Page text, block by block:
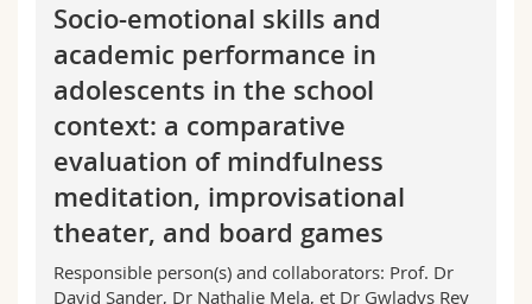
Socio-emotional skills and
academic performance in
adolescents in the school
context: a comparative
evaluation of mindfulness
meditation, improvisational
theater, and board games
Responsible person(s) and collaborators: Prof. Dr
David Sander, Dr Nathalie Mela, et Dr Gwladys Rey